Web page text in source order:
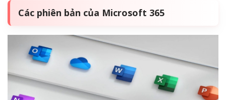
Các phiên bản của Microsoft 365